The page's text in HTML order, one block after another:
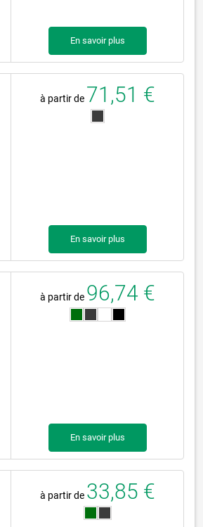
En savoir plus
à partir de 71,51 €
En savoir plus
à partir de 96,74 €
En savoir plus
à partir de 33,85 €